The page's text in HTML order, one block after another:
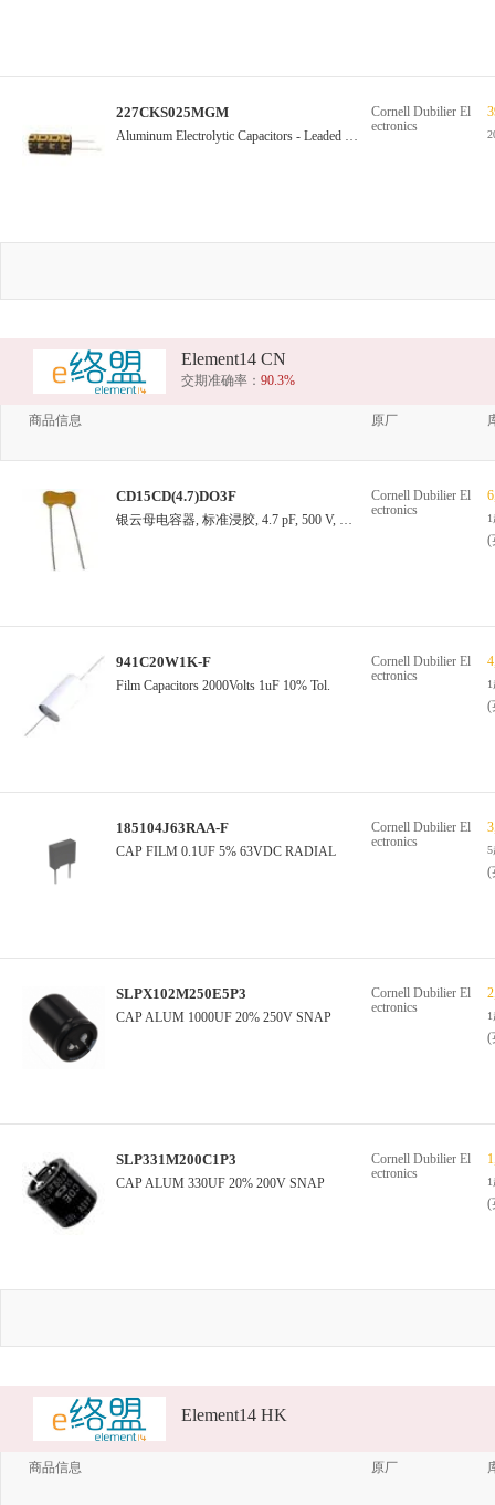
227CKS025MGM
Aluminum Electrolytic Capacitors - Leaded 220uF 25 Volts 20% LYTICS/IC
Cornell Dubilier El
ectronics
Element14 CN
交期准确率： 90.3%
商品信息 原厂
CD15CD(4.7)DO3F
银云母电容器, 标准浸胶, 4.7 pF, 500 V, ± 0.25pF, CD15系列, 径向引线, 5.9 mm
Cornell Dubilier El
ectronics
(
941C20W1K-F
Film Capacitors 2000Volts 1uF 10% Tol.
Cornell Dubilier El
ectronics
(
185104J63RAA-F
CAP FILM 0.1UF 5% 63VDC RADIAL
Cornell Dubilier El
ectronics
5
(
SLPX102M250E5P3
CAP ALUM 1000UF 20% 250V SNAP
Cornell Dubilier El
ectronics
(
SLP331M200C1P3
CAP ALUM 330UF 20% 200V SNAP
Cornell Dubilier El
ectronics
(
Element14 HK
商品信息 原厂